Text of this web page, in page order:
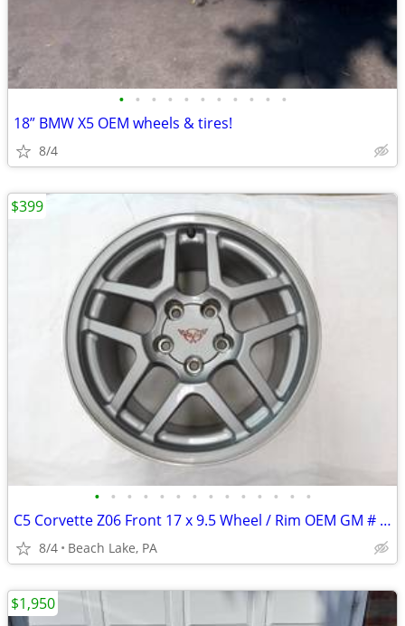
• • • • • • • • • • •
18” BMW X5 OEM wheels & tires!
8/4
• • • • • • • • • • • • • •
C5 Corvette Z06 Front 17 x 9.5 Wheel / Rim OEM GM # 9594808
8/4 Beach Lake, PA
$399
$1,950